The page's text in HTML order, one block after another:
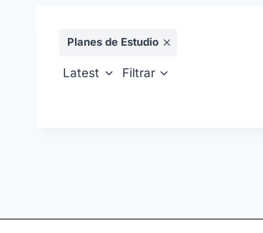
Planes de Estudio
Latest Filtrar